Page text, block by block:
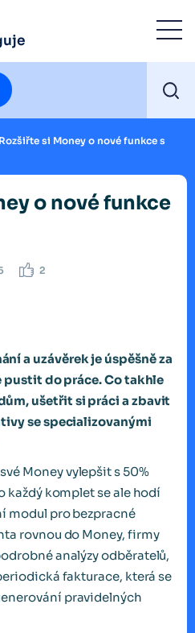
Rozšiřte si Money o nové funkce s
o nové funkce
2
a uzávěrek je úspěšně za
pustit do práce. Co takhle
ušetřit si práci a zbavit
se specializovanými
Money vylepšit s 50%
každý komplet se ale hodí
modul pro bezpracné
rovnou do Money, firmy
analýzy odběratelů,
fakturace, která se
pravidelných